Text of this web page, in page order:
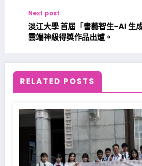
Next post
淡江大學 首屆「書藝智生-AI 生
雲端神級得獎作品出爐。
RELATED POSTS